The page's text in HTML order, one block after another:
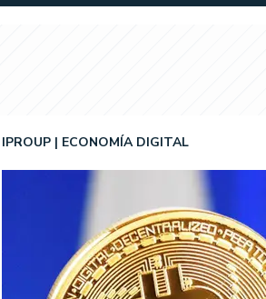
IPROUP ECONOMÍA DIGITAL